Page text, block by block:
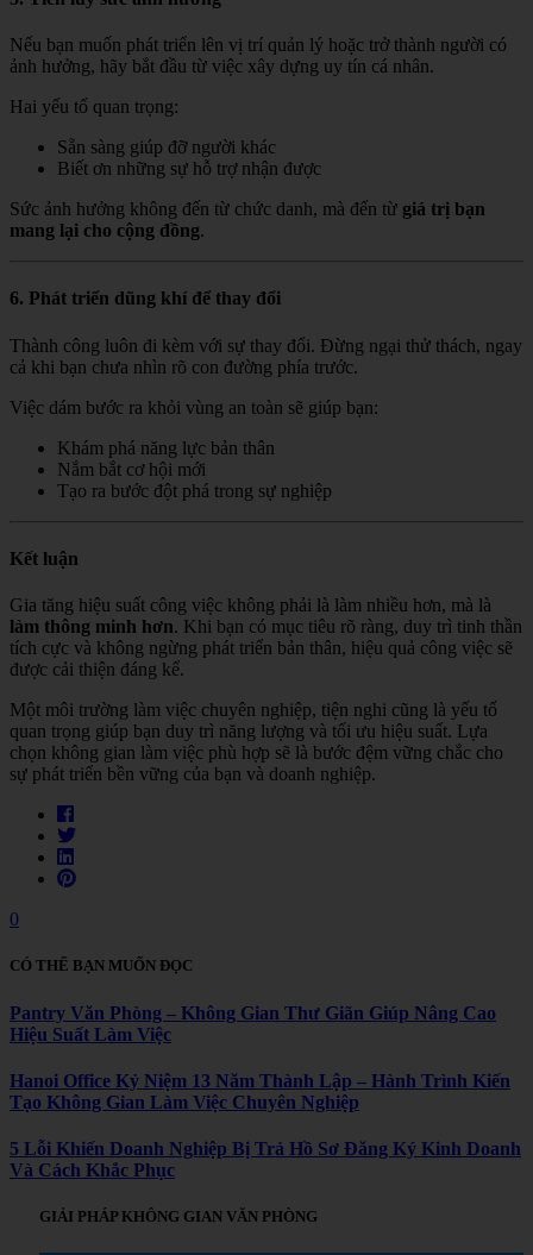
Nếu bạn muốn phát triển lên vị trí quản lý hoặc trở thành người có
ảnh hưởng, hãy bắt đầu từ việc xây dựng uy tín cá nhân.
Hai yếu tố quan trọng:
Sẵn sàng giúp đỡ người khác
Biết ơn những sự hỗ trợ nhận được
Sức ảnh hưởng không đến từ chức danh, mà đến từ giá trị bạn
mang lại cho cộng đồng.
6. Phát triển dũng khí để thay đổi
Thành công luôn đi kèm với sự thay đổi. Đừng ngại thử thách, ngay
cả khi bạn chưa nhìn rõ con đường phía trước.
Việc dám bước ra khỏi vùng an toàn sẽ giúp bạn:
Khám phá năng lực bản thân
Nắm bắt cơ hội mới
Tạo ra bước đột phá trong sự nghiệp
Kết luận
Gia tăng hiệu suất công việc không phải là làm nhiều hơn, mà là
làm thông minh hơn. Khi bạn có mục tiêu rõ ràng, duy trì tinh thần
tích cực và không ngừng phát triển bản thân, hiệu quả công việc sẽ
được cải thiện đáng kể.
Một môi trường làm việc chuyên nghiệp, tiện nghi cũng là yếu tố
quan trọng giúp bạn duy trì năng lượng và tối ưu hiệu suất. Lựa
chọn không gian làm việc phù hợp sẽ là bước đệm vững chắc cho
sự phát triển bền vững của bạn và doanh nghiệp.
0
CÓ THỂ BẠN MUỐN ĐỌC
Pantry Văn Phòng – Không Gian Thư Giãn Giúp Nâng Cao
Hiệu Suất Làm Việc
Hanoi Office Kỷ Niệm 13 Năm Thành Lập – Hành Trình Kiến
Tạo Không Gian Làm Việc Chuyên Nghiệp
5 Lỗi Khiến Doanh Nghiệp Bị Trả Hồ Sơ Đăng Ký Kinh Doanh
Và Cách Khắc Phục
GIẢI PHÁP KHÔNG GIAN VĂN PHÒNG